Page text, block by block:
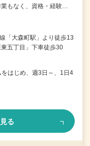
業もなく、資格・経験…
「大森町駅」より徒歩13
五丁目」下車徒歩30
はじめ、週3日～、1日4
る